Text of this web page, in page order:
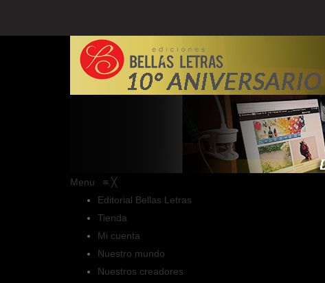
Menu ≡ ╳
Editorial Bellas Letras
Tienda
Mi cuenta
Nuestro mundo
Nuestros creadores